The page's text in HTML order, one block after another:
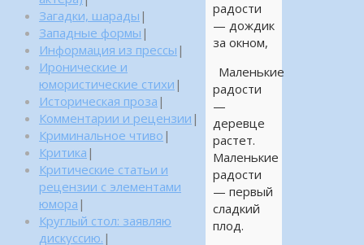
радости
— дождик
за окном,
Маленькие
радости
—
деревце
растет.
Маленькие
радости
— первый
сладкий
плод.
Загадки, шарады |
Западные формы |
Информация из прессы |
Иронические и
юмористические стихи |
Историческая проза |
Комментарии и рецензии |
Криминальное чтиво |
Критика |
Критические статьи и
рецензии с элементами
юмора |
Круглый стол: заявляю
дискуссию. |